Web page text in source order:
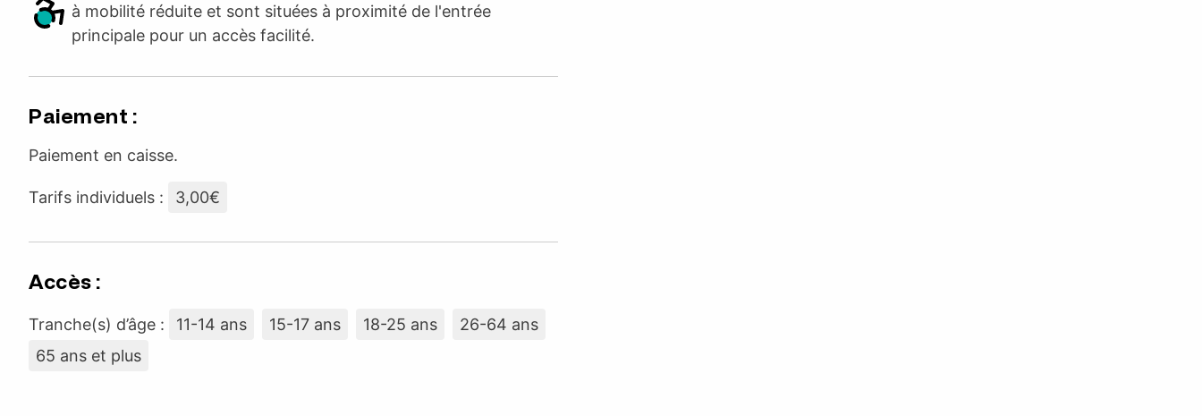
à mobilité réduite et sont situées à proximité de l'entrée
principale pour un accès facilité.
Paiement :
Paiement en caisse.
Tarifs individuels : 3,00€
Accès :
Tranche(s) d’âge : 11-14 ans 15-17 ans 18-25 ans
26-64 ans
65 ans et plus